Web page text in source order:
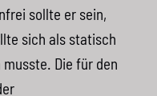
sollte er sein,
sich als statisch
Die für den